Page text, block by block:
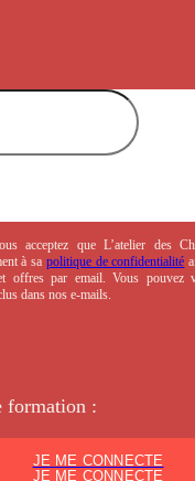
acceptez que L’atelier des
à sa politique de confidentialité
offres par email. Vous pouvez
dans nos e-mails.
formation :
JE ME CONNECTE
JE ME CONNECTE